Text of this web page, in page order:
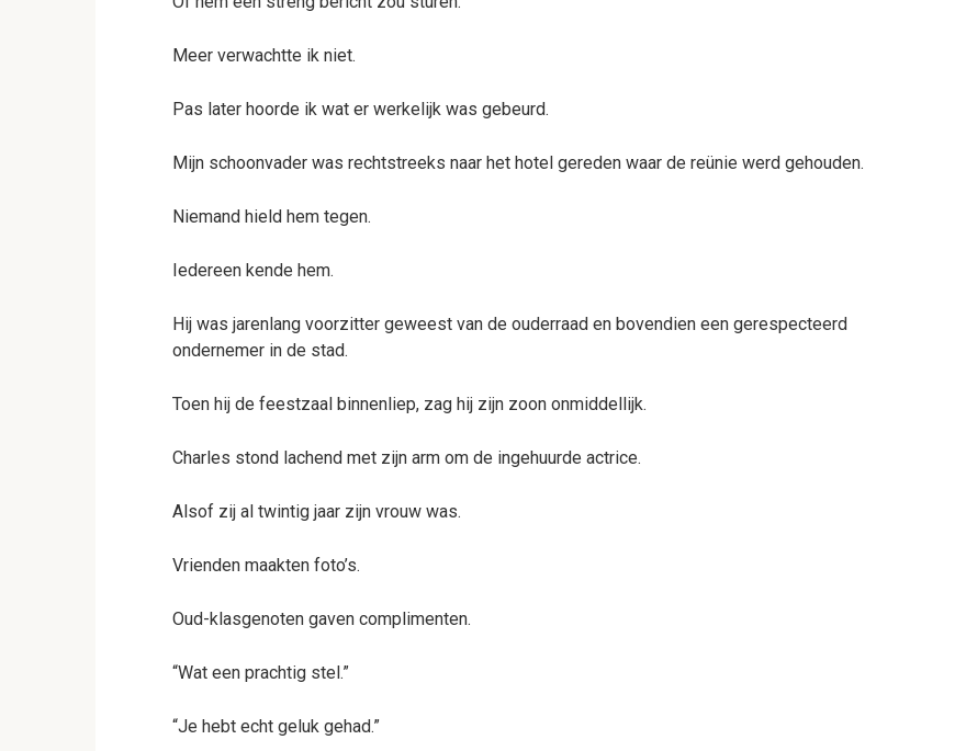
Meer verwachtte ik niet.
Pas later hoorde ik wat er werkelijk was gebeurd.
Mijn schoonvader was rechtstreeks naar het hotel gereden waar de reünie werd gehouden.
Niemand hield hem tegen.
Iedereen kende hem.
Hij was jarenlang voorzitter geweest van de ouderraad en bovendien een gerespecteerd
ondernemer in de stad.
Toen hij de feestzaal binnenliep, zag hij zijn zoon onmiddellijk.
Charles stond lachend met zijn arm om de ingehuurde actrice.
Alsof zij al twintig jaar zijn vrouw was.
Vrienden maakten foto’s.
Oud-klasgenoten gaven complimenten.
“Wat een prachtig stel.”
“Je hebt echt geluk gehad.”